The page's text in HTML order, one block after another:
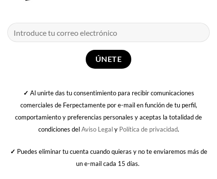
✓ Al unirte das tu consentimiento para recibir comunicaciones
comerciales de Ferpectamente por e-mail en función de tu perfil,
comportamiento y preferencias personales y aceptas la totalidad de
condiciones delAviso Legaly Política de privacidad.
✓ Puedes eliminar tu cuenta cuando quieras y no te enviaremos más de
un e-mail cada 15 días.